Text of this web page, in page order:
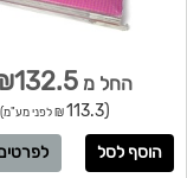
החל מ
(113.3 ₪ לפני מע"מ)